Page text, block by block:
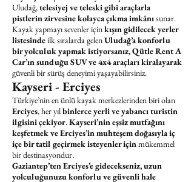
Uludağ,telesiyej ve teleski gibi araçlarla
pistlerin zirvesine kolayca çıkma imkânısunar.
Kayak yapmayı sevenler içinkışın gidilecek yerler
listesindeilk sıralarda gelenUludağ’a konforlu
bir yolculuk yapmak istiyorsanız, Qütle Rent A
Car’ın sunduğu SUV ve 4x4 araçları kiralayarak
güvenli bir sürüş deneyimi yaşayabilirsiniz.
Kayseri - Erciyes
Türkiye’nin en ünlü kayak merkezlerinden biri olan
Erciyes, her yılbinlerce yerli ve yabancı turistin
ilgisini çekiyor.Kayseri’nin eşsiz mutfağını
keşfetmek ve Erciyes’in muhteşem doğasıyla iç
içe bir tatil geçirmek isteyenler içinmükemmel
bir destinasyondur.
Gaziantep’ten Erciyes’e gidecekseniz, uzun
yolculuğunuzu konforlu ve güvenli hale